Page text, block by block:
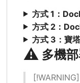
方式 1：
方式 2：
方式 3：寶
⚠️ 多機
[!WARNING]